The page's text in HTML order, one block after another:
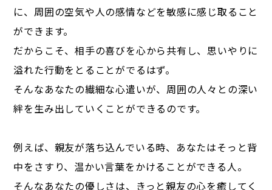
に、周囲の空気や人の感情などを敏感に感じ取ること
ができます。
だからこそ、相手の喜びを心から共有し、思いやりに
溢れた行動をとることがでるはず。
そんなあなたの繊細な心遣いが、周囲の人々との深い
絆を生み出していくことができるのです。
例えば、親友が落ち込んでいる時、あなたはそっと背
中をさすり、温かい言葉をかけることができる人。
そんなあなたの優しさは、きっと親友の心を癒してく